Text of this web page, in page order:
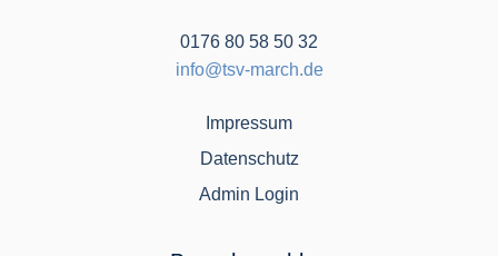
0176 80 58 50 32
info@tsv-march.de
Impressum
Datenschutz
Admin Login